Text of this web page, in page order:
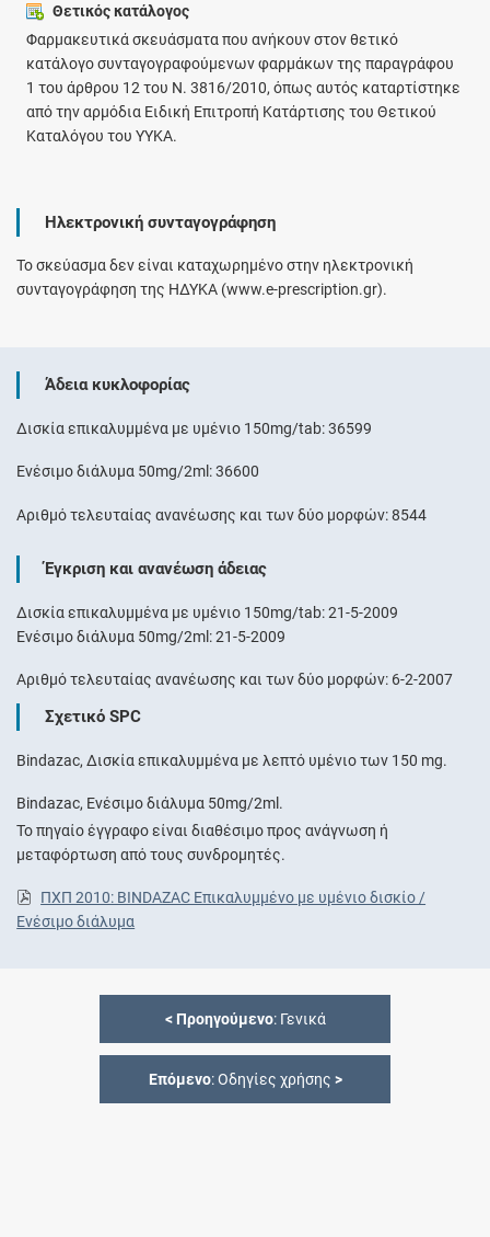
Θετικός κατάλογος
Φαρμακευτικά σκευάσματα που ανήκουν στον θετικό
κατάλογο συνταγογραφούμενων φαρμάκων της παραγράφου
1 του άρθρου 12 του Ν. 3816/2010, όπως αυτός καταρτίστηκε
από την αρμόδια Ειδική Επιτροπή Κατάρτισης του Θετικού
Καταλόγου του ΥΥΚΑ.
Ηλεκτρονική συνταγογράφηση
Το σκεύασμα δεν είναι καταχωρημένο στην ηλεκτρονική
συνταγογράφηση της ΗΔΥΚΑ (www.e-prescription.gr).
Άδεια κυκλοφορίας
Δισκία επικαλυμμένα με υμένιο 150mg/tab: 36599
Ενέσιμο διάλυμα 50mg/2ml: 36600
Αριθμό τελευταίας ανανέωσης και των δύο μορφών: 8544
Έγκριση και ανανέωση άδειας
Δισκία επικαλυμμένα με υμένιο 150mg/tab: 21-5-2009
Ενέσιμο διάλυμα 50mg/2ml: 21-5-2009
Αριθμό τελευταίας ανανέωσης και των δύο μορφών: 6-2-2007
Σχετικό SPC
Bindazac, Δισκία επικαλυμμένα με λεπτό υμένιο των 150 mg.
Bindazac, Ενέσιμο διάλυμα 50mg/2ml.
Το πηγαίο έγγραφο είναι διαθέσιμο προς ανάγνωση ή
μεταφόρτωση από τους συνδρομητές.
ΠΧΠ 2010: BINDAZAC Επικαλυμμένο με υμένιο δισκίο /
Ενέσιμο διάλυμα
< Προηγούμενο: Γενικά
Επόμενο: Οδηγίες χρήσης >